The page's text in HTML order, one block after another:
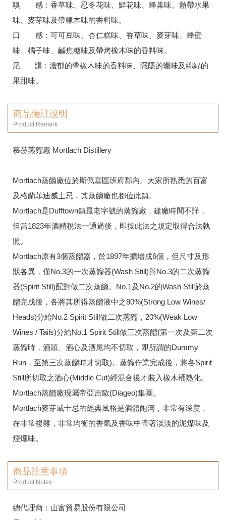
嗅 感：香草味、忍冬花味、鮮花味、蜂巢味、熱帶水果
味、麥芽味及帶橡木味的香料味。
口 感：可可豆味、杏仁糕味、香草味、麥芽味、蜂蜜
味、橘子味、鹹焦糖味及帶烤橡木味的香料味。
尾 韻：濃郁的帶橡木味的香料味、隱隱的蠟味及綿綿的
果甜味。
商品備註說明
Product Remark
慕赫蒸餾廠 Mortlach Distillery
Mortlach蒸餾廠位於斯佩塞區班府郡內。大家所熟悉的百富
及格蘭菲迪威士忌，其蒸餾廠也都位此鎮。
Mortlach是Dufftown鎮最老字號的蒸餾廠，建廠時間不詳，
但當1823年酒精稅法一通過後，即按此法之規定取得合法執
照。
Mortlach原有3個蒸餾器，於1897年擴增成6個，但尺寸及形
狀各異，僅No.3的一次蒸餾器(Wash Still)與No.3的二次蒸餾
器(Spirit Still)配對做二次蒸餾。No.1及No.2的Wash Still於蒸
餾完成後，各將其所得蒸餾液中之80%(Strong Low Wines/
Heads)分給No.2 Spirit Still做二次蒸餾，20%(Weak Low
Wines / Tails)分給No.1 Spirit Still做三次蒸餾(第一次及第二次
蒸餾時，酒頭、酒心及酒尾均不切取，即所謂的Dummy
Run，至第三次蒸餾時才切取)。蒸餾作業完成後，將各Spirit
Still所切取之酒心(Middle Cut)經混合後才裝入橡木桶熟化。
Mortlach蒸餾廠現屬帝亞吉歐(Diageo)集團。
Mortlach麥芽威士忌的經典風格是酒體飽滿，非常有深度，
在非常複雜，非常均衡的香氣及香味中帶著淡淡的泥煤味及
煙燻味。
商品注意事項
Product Notes
總代理商：山富貿易股份有限公司